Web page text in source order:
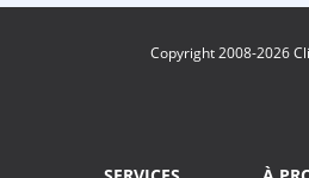
Copyright 2008-2026